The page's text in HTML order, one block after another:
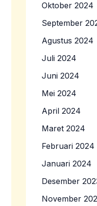
Oktober 2024
September
Agustus 2024
Juli 2024
Juni 2024
Mei 2024
April 2024
Maret 2024
Februari 2024
Januari 2024
Desember
November